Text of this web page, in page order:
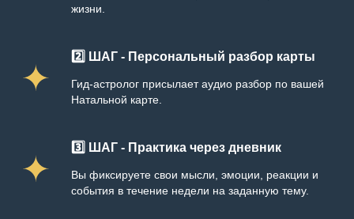
жизни.
2️⃣ ШАГ - Персональный разбор карты
Гид-астролог присылает аудио разбор по вашей
Натальной карте.
3️⃣ ШАГ - Практика через дневник
Вы фиксируете свои мысли, эмоции, реакции и
события в течение недели на заданную тему.